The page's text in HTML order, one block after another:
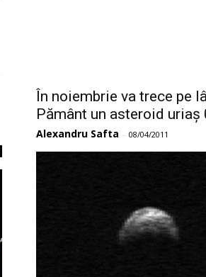
În noiembrie va trece pe
Pământ un asteroid uriaș
Alexandru Safta - 08/04/2011